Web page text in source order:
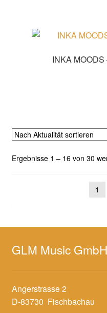
INKA
Ergebnisse 1 – 16 von 30
1
GLM Music GmbH
Angerstrasse 2
D-83730 Fischbachau